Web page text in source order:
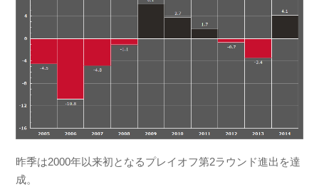
昨季は2000年以来初となるプレイオフ第2ラウンド進出を達
成。